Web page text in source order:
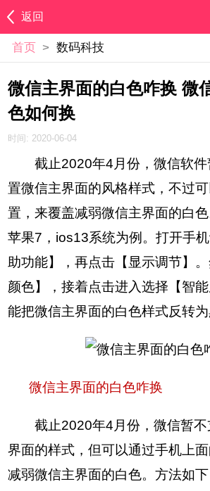
返回
首页 > 数码科技
微信主界面的白色咋换 微
色如何换
时间: 2020-06-04
截止2020年4月份，微信软件
置微信主界面的风格样式，不过
置，来覆盖减弱微信主界面的白
苹果7，ios13系统为例。打开手
助功能】，再点击【显示调节】
颜色】，接着点击进入选择【智
能把微信主界面的白色样式反转为
微信主界面的白色咋换
截止2020年4月份，微信暂不
界面的样式，但可以通过手机上
减弱微信主界面的白色。方法如下